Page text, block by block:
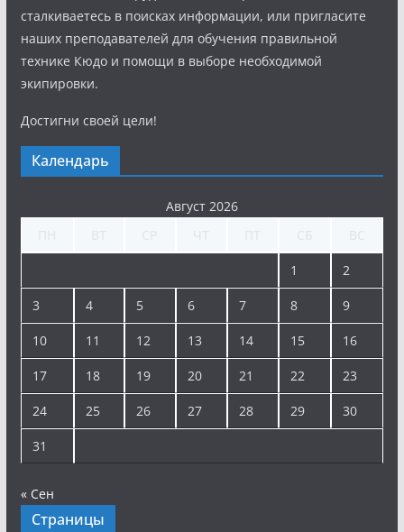
сталкиваетесь в поисках информации, или пригласите
наших преподавателей для обучения правильной
технике Кюдо и помощи в выборе необходимой
экипировки.
Достигни своей цели!
Календарь
Август 2026
1 2
3 4 5 6 7 8 9
10 11 12 13 14 15 16
17 18 19 20 21 22 23
24 25 26 27 28 29 30
31
« Сен
Страницы